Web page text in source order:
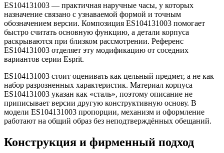
ES104131003 — практичная наручные часы, у которых
назначение связано с узнаваемой формой и точным
обозначением версии. Композиция ES104131003 помогает
быстро считать основную функцию, а детали корпуса
раскрываются при близком рассмотрении. Референс
ES104131003 отделяет эту модификацию от соседних
вариантов серии Esprit.
ES104131003 стоит оценивать как цельный предмет, а не как
набор разрозненных характеристик. Материал корпуса
ES104131003 указан как «сталь», поэтому описание не
приписывает версии другую конструктивную основу. В
модели ES104131003 пропорции, механизм и оформление
работают на общий образ без неподтверждённых обещаний.
Конструкция и фирменный подход